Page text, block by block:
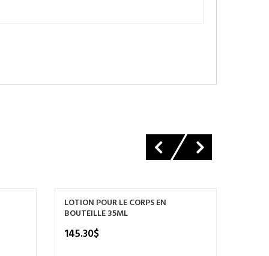
LOTION POUR LE CORPS EN
BOUTEILLE 35ML
145.30$